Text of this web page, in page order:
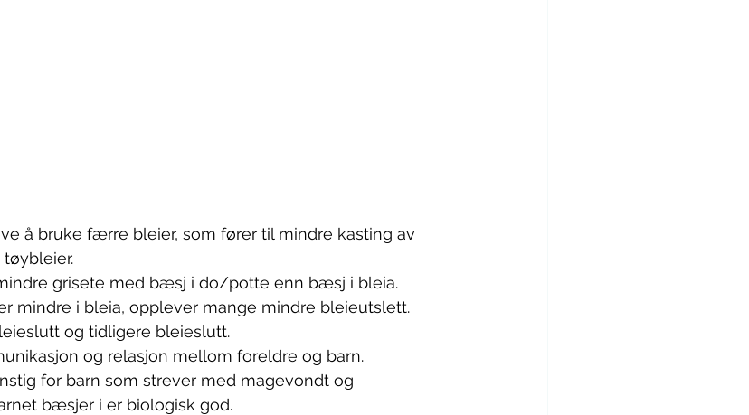
å bruke færre bleier, som fører til mindre kasting av
grisete med bæsj i do/potte enn bæsj i bleia.
mindre i bleia, opplever mange mindre bleieutslett.
og tidligere bleieslutt.
og relasjon mellom foreldre og barn.
for barn som strever med magevondt og
bæsjer i er biologisk god.